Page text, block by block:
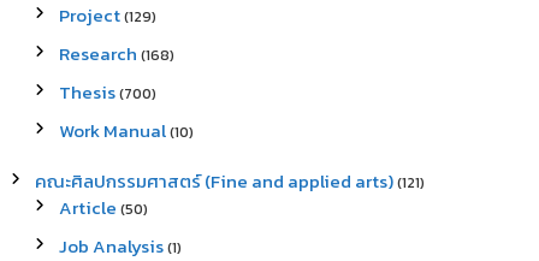
Project(129)
Research (168)
Thesis(700)
Work Manual(10)
คณะศิลปกรรมศาสตร์ (Fine and applied arts)(121)
Article (50)
Job Analysis(1)